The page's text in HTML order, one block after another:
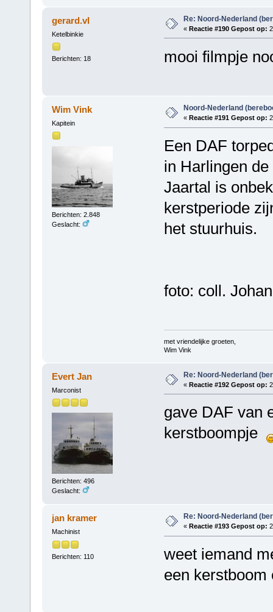
gerard.vl
Ketelbinkie
Berichten: 18
Re: Noord-Nederland
« Reactie #190 Gepost op:
mooi filmpje
Wim Vink
Kapitein
Berichten: 2.848
Geslacht:
Noord-Nederland
« Reactie #191 Gepost op:
Een DAF
in Harlingen
Jaartal is
kerstperiode
het stuurhuis.
foto: coll.
met vriendelijke groeten,
Wim Vink
Evert Jan
Marconist
Berichten: 496
Geslacht:
Re: Noord-Nederland
« Reactie #192 Gepost op:
gave DAF van
kerstboompje
jan kramer
Machinist
Berichten: 110
Re: Noord-Nederland
« Reactie #193 Gepost op:
weet iemand
een kerstboom